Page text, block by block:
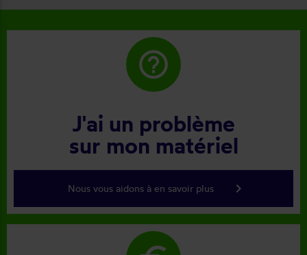
help_outline
J'ai un problème
sur mon matériel
Nous vous aidons à en savoir plus keyboard_arrow_right